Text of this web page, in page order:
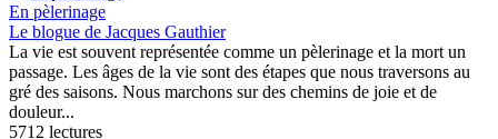
En pèlerinage
Le blogue de Jacques Gauthier
La vie est souvent représentée comme un pèlerinage et la mort un
passage. Les âges de la vie sont des étapes que nous traversons au
gré des saisons. Nous marchons sur des chemins de joie et de
douleur...
5712 lectures